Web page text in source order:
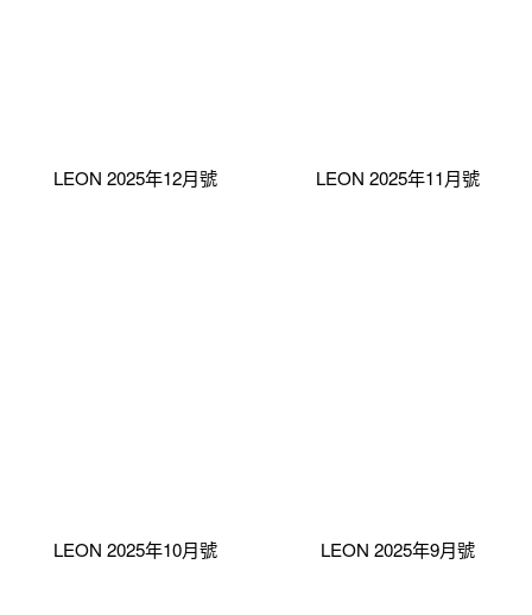
LEON 2025年12月號 LEON 2025年11月號
LEON 2025年10月號 LEON 2025年9月號